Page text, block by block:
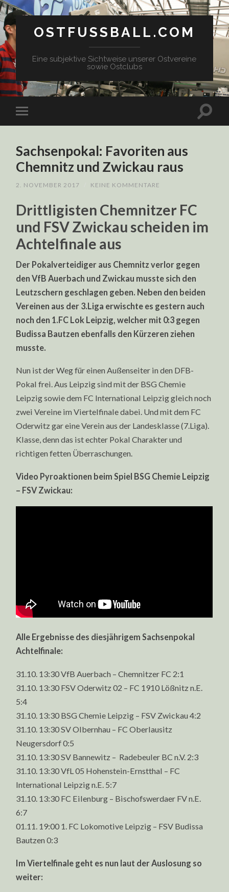
OSTFUSSBALL.COM
Eine subjektive Sichtweise unserer Ostvereine
sowie Ostclubs
Sachsenpokal: Favoriten aus
Chemnitz und Zwickau raus
2. NOVEMBER 2017 KEINE KOMMENTARE
Drittligisten Chemnitzer FC
und FSV Zwickau scheiden im
Achtelfinale aus
Der Pokalverteidiger aus Chemnitz verlor gegen
den VfB Auerbach und Zwickau musste sich den
Leutzschern geschlagen geben. Neben den beiden
Vereinen aus der 3.Liga erwischte es gestern auch
noch den 1.FC Lok Leipzig, welcher mit 0:3 gegen
Budissa Bautzen ebenfalls den Kürzeren ziehen
musste.
Nun ist der Weg für einen Außenseiter in den DFB-
Pokal frei. Aus Leipzig sind mit der BSG Chemie
Leipzig sowie dem FC International Leipzig gleich noch
zwei Vereine im Viertelfinale dabei. Und mit dem FC
Oderwitz gar eine Verein aus der Landesklasse (7.Liga).
Klasse, denn das ist echter Pokal Charakter und
richtigen fetten Überraschungen.
Video Pyroaktionen beim Spiel BSG Chemie Leipzig
– FSV Zwickau:
Alle Ergebnisse des diesjährigem Sachsenpokal
Achtelfinale:
31.10. 13:30 VfB Auerbach – Chemnitzer FC 2:1
31.10. 13:30 FSV Oderwitz 02 – FC 1910 Lößnitz n.E.
5:4
31.10. 13:30 BSG Chemie Leipzig – FSV Zwickau 4:2
31.10. 13:30 SV Olbernhau – FC Oberlausitz
Neugersdorf 0:5
31.10. 13:30 SV Bannewitz – Radebeuler BC n.V. 2:3
31.10. 13:30 VfL 05 Hohenstein-Ernstthal – FC
International Leipzig n.E. 5:7
31.10. 13:30 FC Eilenburg – Bischofswerdaer FV n.E.
6:7
01.11. 19:00 1. FC Lokomotive Leipzig – FSV Budissa
Bautzen 0:3
Im Viertelfinale geht es nun laut der Auslosung so
weiter: